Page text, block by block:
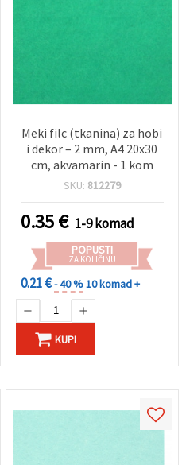
Meki filc (tkanina) za hobi
i dekor – 2 mm, A4 20x30
cm, akvamarin - 1 kom
SKU: 812279
0.35€ 1-9 komad
POPUSTI
ZA KOLIČINU
0.21 €- 40 %10 komad +
KUPI